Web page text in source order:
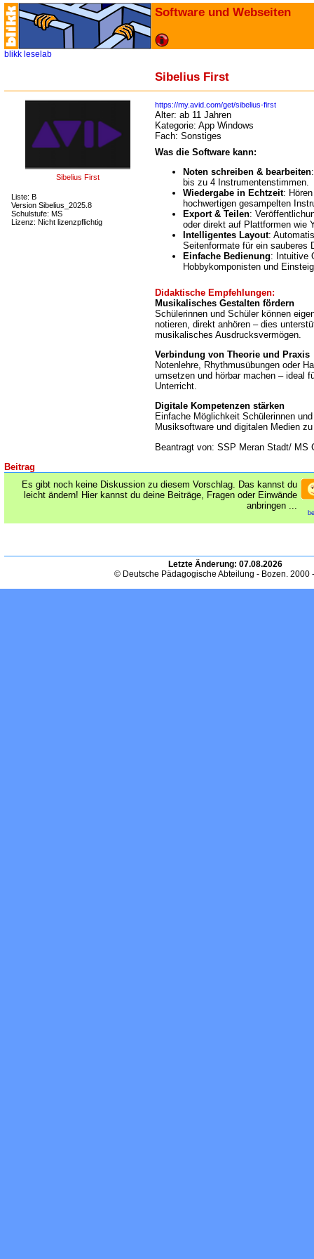
Software und Webseiten
blikk leselab
Sibelius First
Sibelius First
Liste: B
Version Sibelius_2025.8
Schulstufe: MS
Lizenz: Nicht lizenzpflichtig
https://my.avid.com/get/sibelius-first
Alter: ab 11 Jahren
Kategorie: App Windows
Fach: Sonstiges
Was die Software kann:
Noten schreiben & bearbeiten
bis zu 4 Instrumentenstimmen.
Wiedergabe in Echtzeit:
hochwertigen gesampelten
Export & Teilen:
oder direkt auf Plattformen wie
Intelligentes Layout:
Seitenformate für ein sauberes
Einfache Bedienung: Intuitive
Hobbykomponisten und
Didaktische Empfehlungen:
Musikalisches Gestalten fördern
Schülerinnen und Schüler können
notieren, direkt anhören – dies
musikalisches Ausdrucksvermögen.
Verbindung von Theorie und Praxis
Notenlehre, Rhythmusübungen oder
umsetzen und hörbar machen – ideal
Unterricht.
Digitale Kompetenzen stärken
Einfache Möglichkeit Schülerinnen
Musiksoftware und digitalen Medien
Beantragt von: SSP Meran Stadt/ MS
Beitrag
Es gibt noch keine Diskussion zu diesem Vorschlag. Das kannst du
leicht ändern! Hier kannst du deine Beiträge, Fragen oder Einwände
anbringen ...
Letzte Änderung: 07.08.2026
© Deutsche Pädagogische Abteilung - Bozen. 2000